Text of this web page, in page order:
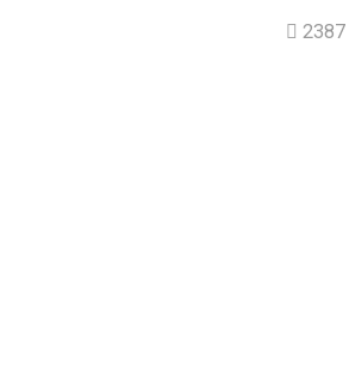
2387